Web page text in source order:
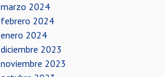
marzo 2024
febrero 2024
enero 2024
diciembre 2023
noviembre 2023